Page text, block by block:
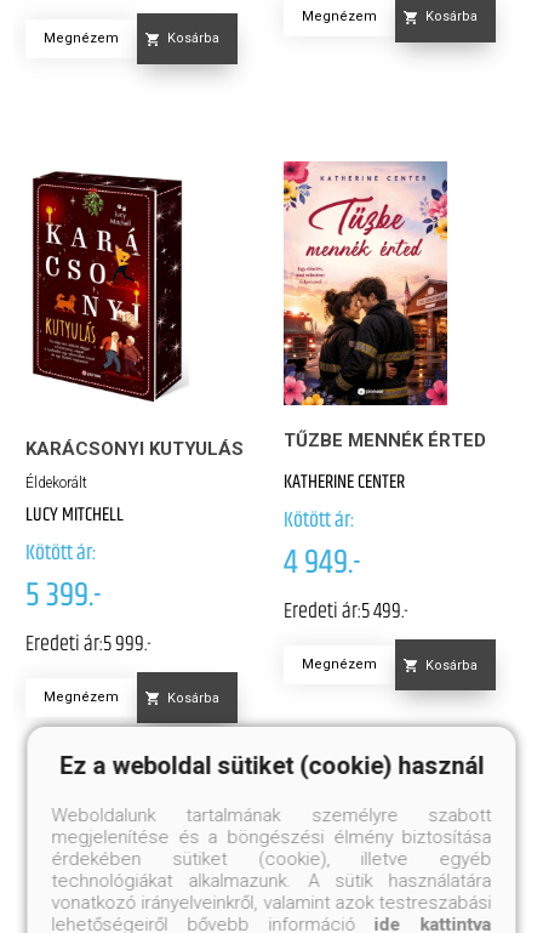
Megnézem Kosárba
Megnézem Kosárba
KARÁCSONYI KUTYULÁS
Éldekorált
LUCY MITCHELL
Kötött ár:
5 399.-
Eredeti ár:5 999.-
Megnézem Kosárba
TŰZBE MENNÉK ÉRTED
KATHERINE CENTER
Kötött ár:
4 949.-
Eredeti ár:5 499.-
Megnézem Kosárba
Ez a weboldal sütiket (cookie) használ
Weboldalunk tartalmának személyre szabott
megjelenítése és a böngészési élmény biztosítása
érdekében sütiket (cookie), illetve egyéb
technológiákat alkalmazunk. A sütik használatára
vonatkozó irányelveinkről, valamint azok testreszabási
lehetőségeiről bővebb információ ide kattintva